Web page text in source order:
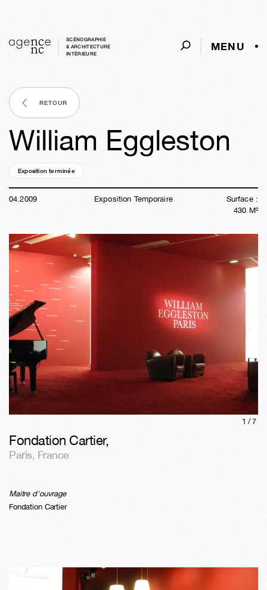
SCÉNOGRAPHIE
& ARCHITECTURE
INTÈRIEURE
MENU
RETOUR
William Eggleston
Exposition terminée
04.2009 Exposition Temporaire
Surface :
430 M²
1/7
Fondation Cartier,
Paris, France
Maitre d'ouvrage
Fondation Cartier